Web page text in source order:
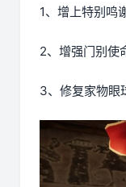
1、增上特别鸣
2、增强门别使
3、修复家物眼